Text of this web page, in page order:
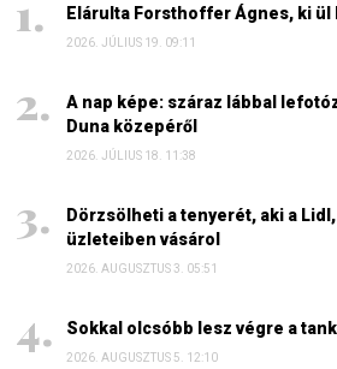
Elárulta Forsthoffer Ágnes, ki ül
2026. JÚLIUS 19. 09:11
A nap képe: száraz lábbal
Duna közepéről
2026. JÚLIUS 18. 11:38
Dörzsölheti a tenyerét, aki a
üzleteiben vásárol
2026. AUGUSZTUS 3. 05:51
Sokkal olcsóbb lesz végre a
2026. AUGUSZTUS 5. 12:10